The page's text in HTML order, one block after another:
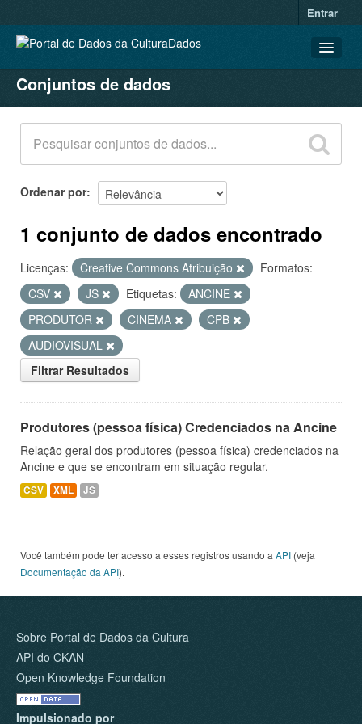
Entrar
CONJUNTOS DE DADOS
ORGANIZAÇÕES
GRUPOS
SOBRE
Conjuntos de dados
Ordenar por
1 conjunto de dados encontrado
Licenças: Creative Commons Atribuição
Formatos:
CSV
JS Etiquetas:
ANCINE
PRODUTOR
CINEMA
CPB
AUDIOVISUAL
Filtrar Resultados
Produtores (pessoa física) Credenciados na Ancine
Relação geral dos produtores (pessoa física) credenciados na
Ancine e que se encontram em situação regular.
CSV XML JS
Você também pode ter acesso a esses registros usando a API (veja
Documentação da API).
Sobre Portal de Dados da Cultura
API do CKAN
Open Knowledge Foundation
Impulsionado por